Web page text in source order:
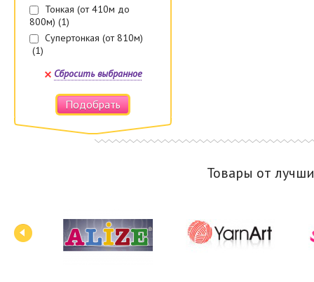
Тонкая (от 410м до
800м) (1)
Супертонкая (от 810м)
(1)
Сбросить выбранное
Подобрать
Товары от